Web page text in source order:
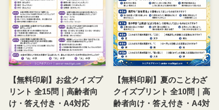
【無料印刷】お盆クイズプ
リント 全15問｜高齢者向
け・答え付き・A4対応
【無料印刷】夏のことわざ
クイズプリント 全10問｜高
齢者向け・答え付き・A4対